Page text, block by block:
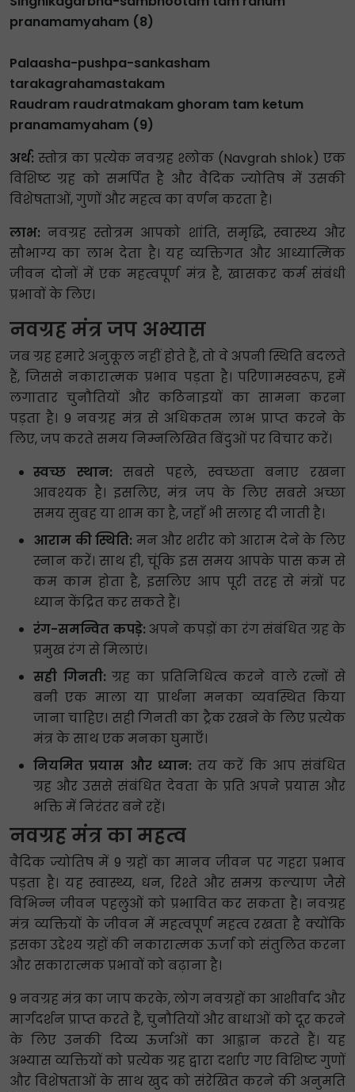
pranamamyaham (8)
Palaasha-pushpa-sankasham
tarakagrahamastakam
Raudram raudratmakam ghoram tam ketum
pranamamyaham (9)
अर्थ: स्तोत्र का प्रत्येक नवग्रह श्लोक (Navgrah shlok) एक
विशिष्ट ग्रह को समर्पित है और वैदिक ज्योतिष में उसकी
विशेषताओं, गुणों और महत्व का वर्णन करता है।
लाभ: नवग्रह स्तोत्रम आपको शांति, समृद्धि, स्वास्थ्य और
सौभाग्य का लाभ देता है। यह व्यक्तिगत और आध्यात्मिक
जीवन दोनों में एक महत्वपूर्ण मंत्र है, खासकर कर्म संबंधी
प्रभावों के लिए।
नवग्रह मंत्र जप अभ्यास
जब ग्रह हमारे अनुकूल नहीं होते हैं, तो वे अपनी स्थिति बदलते
हैं, जिससे नकारात्मक प्रभाव पड़ता है। परिणामस्वरूप, हमें
लगातार चुनौतियों और कठिनाइयों का सामना करना
पड़ता है। 9 नवग्रह मंत्र से अधिकतम लाभ प्राप्त करने के
लिए, जप करते समय निम्नलिखित बिंदुओं पर विचार करें।
स्वच्छ स्थान: सबसे पहले, स्वच्छता बनाए रखना
आवश्यक है। इसलिए, मंत्र जप के लिए सबसे अच्छा
समय सुबह या शाम का है, जहाँ भी सलाह दी जाती है।
आराम की स्थिति: मन और शरीर को आराम देने के लिए
स्नान करें। साथ ही, चूंकि इस समय आपके पास कम से
कम काम होता है, इसलिए आप पूरी तरह से मंत्रों पर
ध्यान केंद्रित कर सकते हैं।
रंग-समन्वित कपड़े: अपने कपड़ों का रंग संबंधित ग्रह के
प्रमुख रंग से मिलाएं।
सही गिनती: ग्रह का प्रतिनिधित्व करने वाले रत्नों से
बनी एक माला या प्रार्थना मनका व्यवस्थित किया
जाना चाहिए। सही गिनती का ट्रैक रखने के लिए प्रत्येक
मंत्र के साथ एक मनका घुमाएँ।
नियमित प्रयास और ध्यान: तय करें कि आप संबंधित
ग्रह और उससे संबंधित देवता के प्रति अपने प्रयास और
भक्ति में निरंतर बने रहें।
नवग्रह मंत्र का महत्व
वैदिक ज्योतिष में 9 ग्रहों का मानव जीवन पर गहरा प्रभाव
पड़ता है। यह स्वास्थ्य, धन, रिश्ते और समग्र कल्याण जैसे
विभिन्न जीवन पहलुओं को प्रभावित कर सकता है। नवग्रह
मंत्र व्यक्तियों के जीवन में महत्वपूर्ण महत्व रखता है क्योंकि
इसका उद्देश्य ग्रहों की नकारात्मक ऊर्जा को संतुलित करना
और सकारात्मक प्रभावों को बढ़ाना है।
9 नवग्रह मंत्र का जाप करके, लोग नवग्रहों का आशीर्वाद और
मार्गदर्शन प्राप्त करते हैं, चुनौतियों और बाधाओं को दूर करने
के लिए उनकी दिव्य ऊर्जाओं का आह्वान करते हैं। यह
अभ्यास व्यक्तियों को प्रत्येक ग्रह द्वारा दर्शाए गए विशिष्ट गुणों
और विशेषताओं के साथ खुद को संरेखित करने की अनुमति